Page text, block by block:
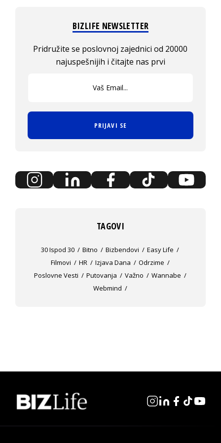
BIZLIFE NEWSLETTER
Pridružite se poslovnoj zajednici od 20000
najuspešnijih i čitajte nas prvi
PRIJAVI SE
TAGOVI
30 Ispod 30 Bitno Bizbendovi
Easy Life
Filmovi
HR Izjava Dana
Odrzime
Poslovne Vesti
Putovanja Važno
Wannabe
Webmind